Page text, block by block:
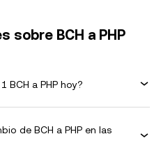
sobre BCH a PHP
BCH a PHP hoy?
de BCH a PHP en las